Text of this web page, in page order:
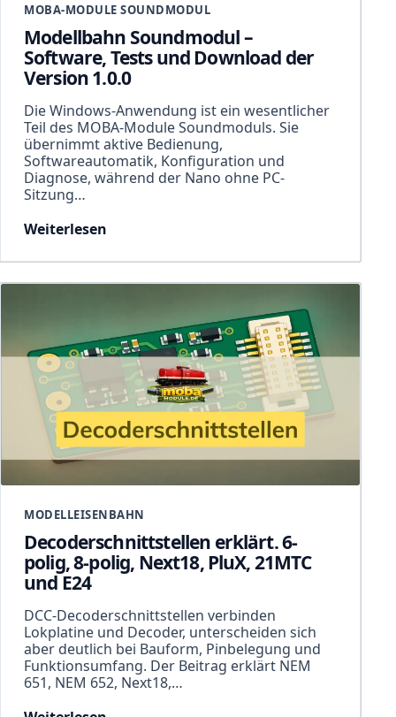
MOBA-MODULE SOUNDMODUL
Modellbahn Soundmodul –
Software, Tests und Download der
Version 1.0.0
Die Windows-Anwendung ist ein wesentlicher
Teil des MOBA-Module Soundmoduls. Sie
übernimmt aktive Bedienung,
Softwareautomatik, Konfiguration und
Diagnose, während der Nano ohne PC-
Sitzung…
Weiterlesen
MODELLEISENBAHN
Decoderschnittstellen erklärt. 6-
polig, 8-polig, Next18, PluX, 21MTC
und E24
DCC-Decoderschnittstellen verbinden
Lokplatine und Decoder, unterscheiden sich
aber deutlich bei Bauform, Pinbelegung und
Funktionsumfang. Der Beitrag erklärt NEM
651, NEM 652, Next18,…